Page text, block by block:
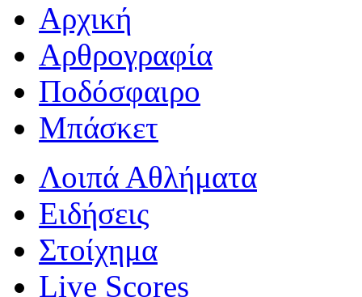
Αρχική
Αρθρογραφία
Ποδόσφαιρο
Μπάσκετ
Λοιπά Αθλήματα
Ειδήσεις
Στοίχημα
Live Scores